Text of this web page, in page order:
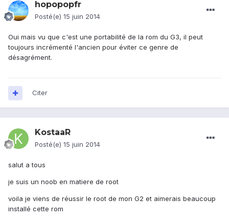
hopopopfr
Posté(e) 15 juin 2014
Oui mais vu que c'est une portabilité de la rom du G3, il peut
toujours incrémenté l'ancien pour éviter ce genre de
désagrément.
Citer
KostaaR
Posté(e) 15 juin 2014
salut a tous
je suis un noob en matiere de root
voila je viens de réussir le root de mon G2 et aimerais beaucoup
installé cette rom